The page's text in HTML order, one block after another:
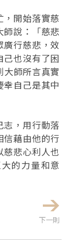
開始落實慈
師說：「慈悲
行慈悲，效
也沒有了困
大師所言真實
自己是其中
志，用行動落
信藉由他的行
悲心利人也
的力量和意
下一則